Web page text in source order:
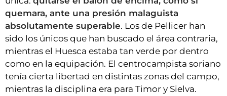
quemara, ante una presión malaguista
absolutamente superable. Los de Pellicer han
sido los únicos que han buscado el área contraria,
mientras el Huesca estaba tan verde por dentro
como en la equipación. El centrocampista soriano
tenía cierta libertad en distintas zonas del campo,
mientras la disciplina era para Timor y Sielva.